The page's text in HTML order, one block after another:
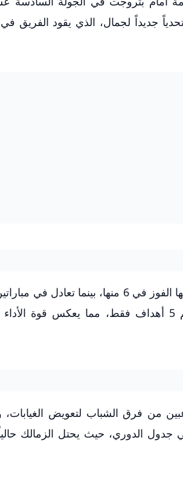
جديداً لجمال، الذي يقود الفريق
خاض معتمد جمال مع الزمالك حتى الآن 10 مباريات، حقق الفريق خلالها الفوز في 6 منها،
مثلهما، سجل لاعبو الزمالك تحت قيادته 13 هدفاً واستقبلت شباكهم 5 أهداف فقط، مما
من فرق الشباب لتعويض
جدول الدوري، حيث يحتل الزمالك